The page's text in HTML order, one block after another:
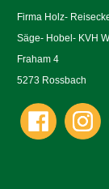
Firma Holz-
Säge- Hobel- KVH
Fraham 4
5273 Rossbach